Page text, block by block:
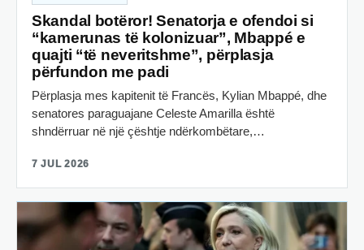
Skandal botëror! Senatorja e ofendoi si
“kamerunas të kolonizuar”, Mbappé e
quajti “të neveritshme”, përplasja
përfundon me padi
Përplasja mes kapitenit të Francës, Kylian Mbappé, dhe
senatores paraguajane Celeste Amarilla është
shndërruar në një çështje ndërkombëtare,…
7 JUL 2026